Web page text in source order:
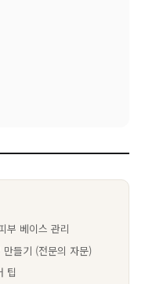
부 베이스 관리
들기 (전문의 자문)
팁